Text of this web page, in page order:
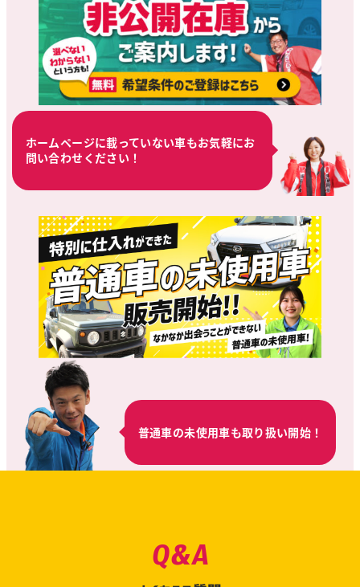
ホームページに載っていない車もお気軽にお
問い合わせください！
普通車の未使用車も取り扱い開始！
Q&A